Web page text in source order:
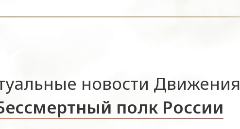
новости Движения
полк России